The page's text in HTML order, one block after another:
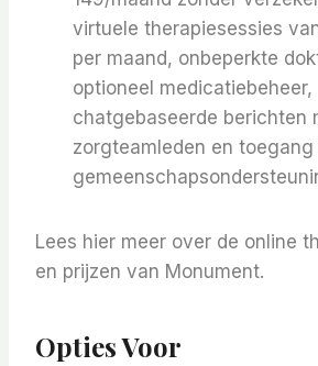
virtuele therapiesessies
per maand, onbeperkte
optioneel medicatiebeheer,
chatgebaseerde berichten
zorgteamleden en
Lees hier meer over de online
en prijzen van Monument.
Opties Voor